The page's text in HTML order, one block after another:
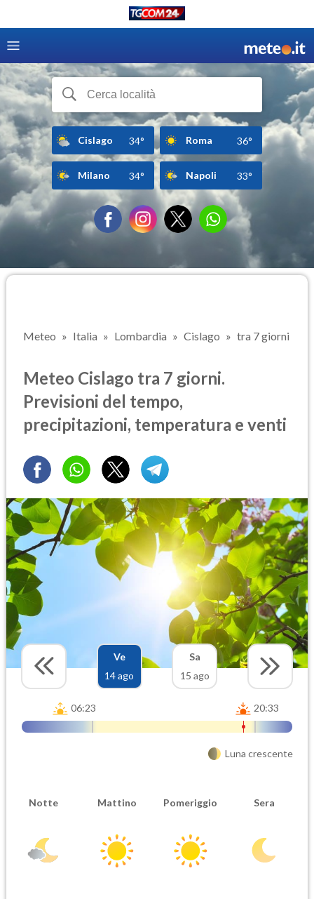
Cislago 34° Roma 36°
Milano 34° Napoli 33°
Meteo Italia Lombardia Cislago tra 7 giorni
Meteo Cislago tra 7 giorni.
Previsioni del tempo,
precipitazioni, temperatura e venti
Ve
14 ago
Sa
15 ago
06:23 20:33
Luna crescente
Notte Mattino Pomeriggio Sera